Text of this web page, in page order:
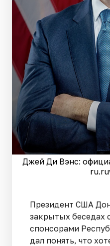
Джей Ди Вэнс:
Президент США
закрытых беседах
спонсорами
дал понять, что